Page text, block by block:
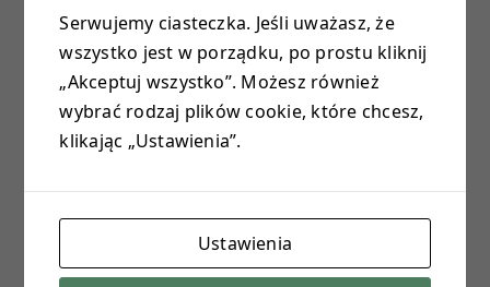
PRZEDSZKOLE
E-DZIENNIK
PROJEKTY
Serwujemy ciasteczka. Jeśli uważasz, że
wszystko jest w porządku, po prostu kliknij
„Akceptuj wszystko”. Możesz również
wybrać rodzaj plików cookie, które chcesz,
klikając „Ustawienia”.
Ustawienia